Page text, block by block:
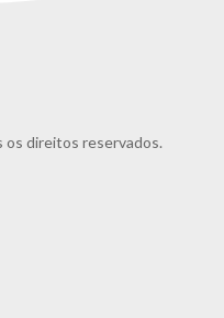
direitos reservados.